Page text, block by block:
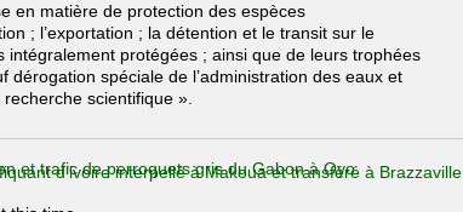
en matière de protection des espèces
; l’exportation ; la détention et le transit sur le
intégralement protégées ; ainsi que de leurs trophées
dérogation spéciale de l’administration des eaux et
scientifique ».
et trafic de perroquets gris du Gabon à Oyo.
d’ivoire interpellé à Makoua et transféré à Brazzaville